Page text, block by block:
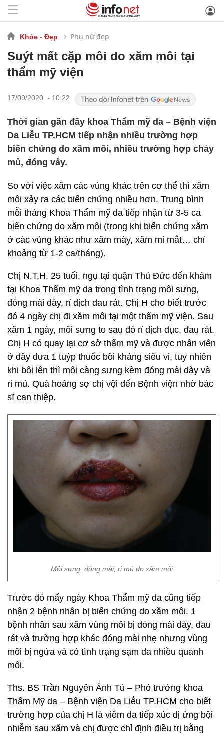
Khỏe - Đẹp Phụ nữ đẹp
Suýt mất cặp môi do xăm môi tại
thẩm mỹ viện
17/09/2020 - 10:22
Thời gian gần đây khoa Thẩm mỹ da – Bệnh viện
Da Liễu TP.HCM tiếp nhận nhiều trường hợp
biến chứng do xăm môi, nhiều trường hợp chảy
mủ, đóng vảy.
So với việc xăm các vùng khác trên cơ thể thì xăm
môi xảy ra các biến chứng nhiều hơn. Trung bình
mỗi tháng Khoa Thẩm mỹ da tiếp nhận từ 3-5 ca
biến chứng do xăm môi (trong khi biến chứng xăm
ở các vùng khác như xăm mày, xăm mi mắt… chỉ
khoảng từ 1-2 ca/tháng).
Chị N.T.H, 25 tuổi, ngụ tại quận Thủ Đức đến khám
tại Khoa Thẩm mỹ da trong tình trạng môi sưng,
đóng mài dày, rỉ dịch đau rát. Chị H cho biết trước
đó 4 ngày chị đi xăm môi tại một thẩm mỹ viện. Sau
xăm 1 ngày, môi sưng to sau đó rỉ dịch đục, đau rát.
Chị H có quay lại cơ sở thẩm mỹ và được nhân viên
ở đây đưa 1 tuýp thuốc bôi kháng siêu vi, tuy nhiên
khi bôi lên thì môi càng sưng kèm đóng mài dày và
rỉ mủ. Quá hoảng sợ chị vội đến Bệnh viện nhờ bác
sĩ can thiệp.
Môi sưng, đóng mài, rỉ mủ do xăm môi
Trước đó mấy ngày Khoa Thẩm mỹ da cũng tiếp
nhận 2 bệnh nhân bị biến chứng do xăm môi. 1
bệnh nhân sau xăm vùng môi bị đóng mài dày, đau
rát và trường hợp khác đóng mài nhẹ nhưng vùng
môi bị ngứa và có tình trạng sạm da nhiều quanh
môi.
Ths. BS Trần Nguyên Ánh Tú – Phó trưởng khoa
Thẩm Mỹ da – Bệnh viện Da Liễu TP.HCM cho biết
trường hợp của chị H là viêm da tiếp xúc dị ứng bội
nhiễm sau xăm và chị được chỉ định điều trị bằng